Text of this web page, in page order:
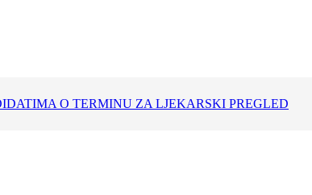
O TERMINU ZA LJEKARSKI PREGLED